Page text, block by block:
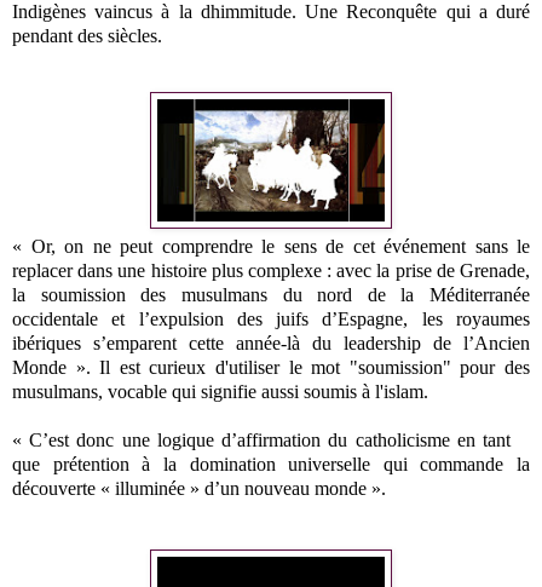
Indigènes vaincus à la dhimmitude. Une Reconquête qui a duré
pendant des siècles.
« Or, on ne peut comprendre le sens de cet événement sans le
replacer dans une histoire plus complexe : avec la prise de Grenade,
la soumission des musulmans du nord de la Méditerranée
occidentale et l’expulsion des juifs d’Espagne, les royaumes
ibériques s’emparent cette année-là du leadership de l’Ancien
Monde ». Il est curieux d'utiliser le mot "soumission" pour des
musulmans, vocable qui signifie aussi soumis à l'islam.
« C’est donc une logique d’affirmation du catholicisme en tant
que prétention à la domination universelle qui commande la
découverte « illuminée » d’un nouveau monde ».